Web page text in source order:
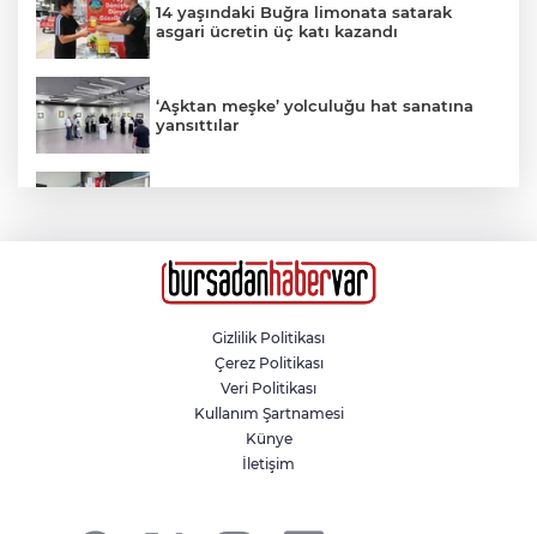
14 yaşındaki Buğra limonata satarak
asgari ücretin üç katı kazandı
‘Aşktan meşke’ yolculuğu hat sanatına
yansıttılar
Susurluk’ta halı saha filesine takılan
Kahvehaneye gelen sincabı elleriyle
besledi
Gizlilik Politikası
Çerez Politikası
Veri Politikası
Kullanım Şartnamesi
Künye
İletişim